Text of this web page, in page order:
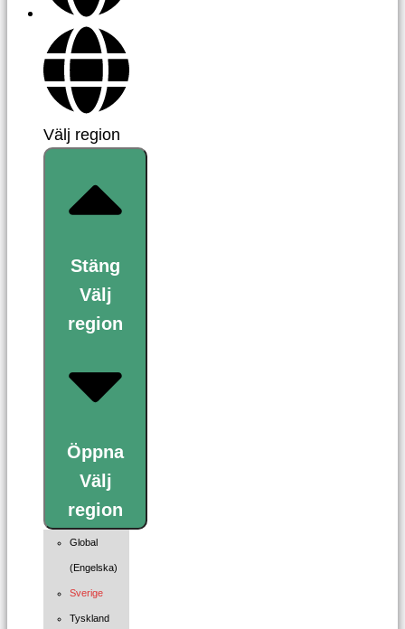
Välj region
Stäng
Välj
region
Öppna
Välj
region
Global
(Engelska)
Sverige
Tyskland